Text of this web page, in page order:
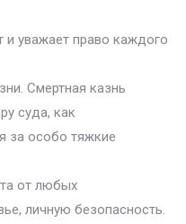
и уважает право каждого
Смертная казнь
суда, как
за особо тяжкие
от любых
личную безопасность.